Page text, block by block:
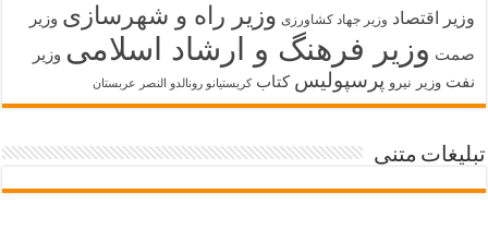
وزیر اقتصاد وزیر جهاد کشاورزی وزیر راه و شهرسازی وزیر
صمت وزیر فرهنگ و ارشاد اسلامی وزیر
نفت وزیر نیرو پرسپولیس کتاب کریستیانو رونالدو النصر عربستان
تبلیغات متنی